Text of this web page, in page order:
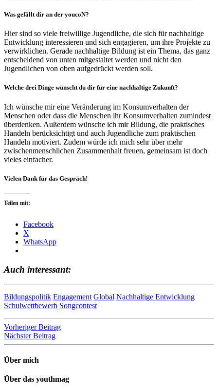
Was gefällt dir an der youcoN?
Hier sind so viele freiwillige Jugendliche, die sich für nachhaltige
Entwicklung interessieren und sich engagieren, um ihre Projekte zu
verwirklichen. Gerade nachhaltige Bildung ist ein Thema, das ganz
entscheidend von unten mitgestaltet werden und nicht den
Jugendlichen von oben aufgedrückt werden soll.
Welche drei Dinge wünscht du dir für eine nachhaltige Zukunft?
Ich wünsche mir eine Veränderung im Konsumverhalten der
Menschen oder dass die Menschen ihr Konsumverhalten zumindest
überdenken. Außerdem wünsche ich mir Bildung, die praktisches
Handeln berücksichtigt und auch Jugendliche zum praktischen
Handeln motiviert. Zudem würde ich mich sehr über mehr
zwischenmenschlichen Zusammenhalt freuen, gemeinsam ist doch
vieles einfacher.
Vielen Dank für das Gespräch!
Teilen mit:
Facebook
X
WhatsApp
Auch interessant:
Bildungspolitik Engagement Global Nachhaltige Entwicklung
Schulwettbewerb Songcontest
Beitragsnavigation
Vorheriger Beitrag
Nächster Beitrag
Über mich
Über das youthmag